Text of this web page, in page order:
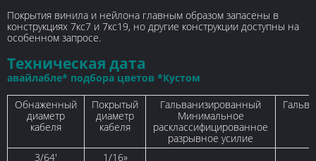
Покрытия винила и нейлона главным образом запасены в
конструкциях 7кс7 и 7кс19, но другие конструкции доступны на
особенном запросе.
Техническая дата
авайлабле* подбора цветов *Кустом
Обнаженный
диаметр
кабеля
Покрытый
диаметр
кабеля
Гальванизированный
Минимальное
расклассифицированное
разрывное усилие
3/64'
1/16»